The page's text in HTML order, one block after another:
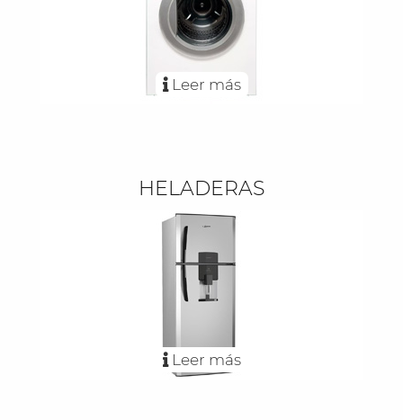
Leer más
HELADERAS
Leer más